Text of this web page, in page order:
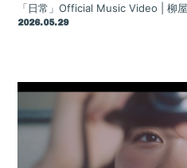
「日常」Official Music Video | 柳
2026.05.29